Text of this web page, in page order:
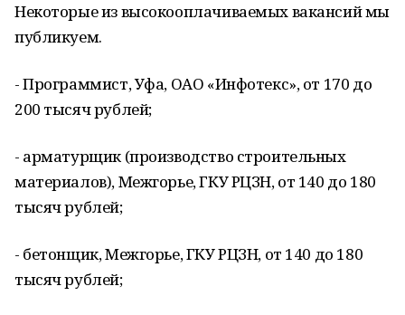
Некоторые из высокооплачиваемых вакансий мы
публикуем.
- Программист, Уфа, ОАО «Инфотекс», от 170 до
200 тысяч рублей;
- арматурщик (производство строительных
материалов), Межгорье, ГКУ РЦЗН, от 140 до 180
тысяч рублей;
- бетонщик, Межгорье, ГКУ РЦЗН, от 140 до 180
тысяч рублей;